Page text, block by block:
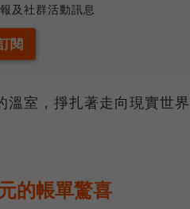
及社群活動訊息
溫室，掙扎著走向現實世界
的帳單驚喜